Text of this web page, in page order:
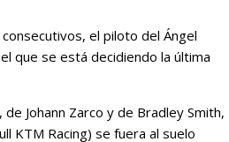
el piloto del Ángel
que se está decidiendo la última
Johann Zarco y de Bradley Smith,
KTM Racing) se fuera al suelo